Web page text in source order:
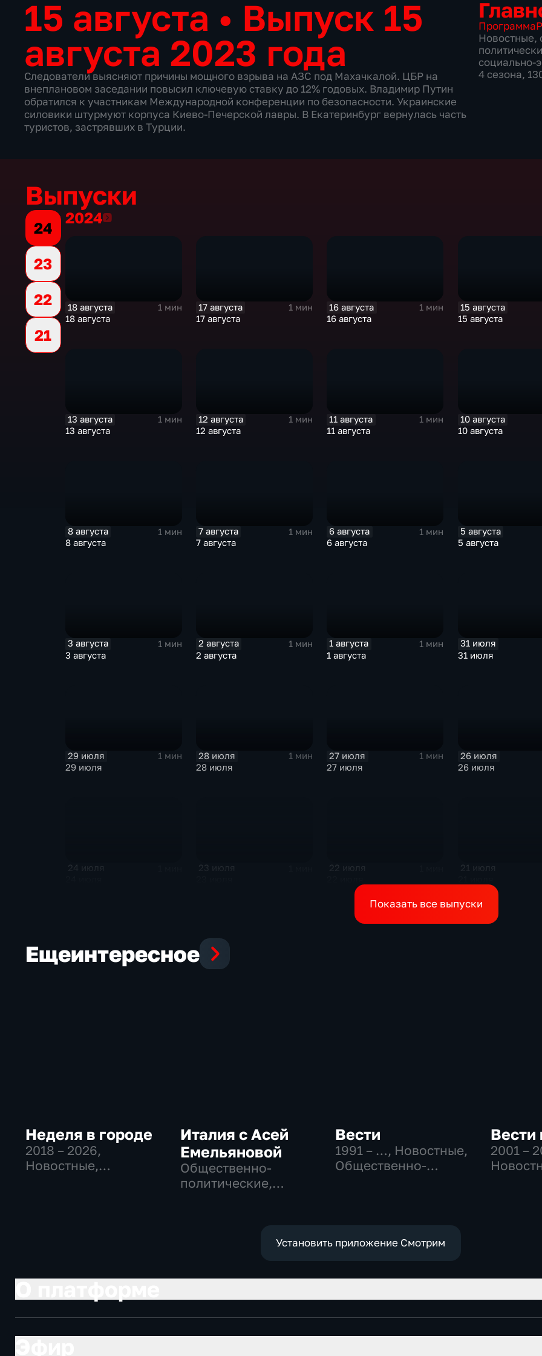
15 августа • Выпуск 15
августа 2023 года
Следователи выясняют причины мощного взрыва на АЗС под Махачкалой. ЦБР на
внеплановом заседании повысил ключевую ставку до 12% годовых. Владимир Путин
обратился к участникам Международной конференции по безопасности. Украинские
силовики штурмуют корпуса Киево-Печерской лавры. В Екатеринбург вернулась часть
туристов, застрявших в Турции.
Программа
Новостные,
социально-
4 сезона,
Выпуски
24
23
22
21
20242024
18 августа
1 мин
18 августа
17 августа
1 мин
17 августа
16 августа
1 мин
16 августа
15 августа
15 августа
13 августа
1 мин
13 августа
12 августа
1 мин
12 августа
11 августа
1 мин
11 августа
10 августа
10 августа
8 августа
1 мин
8 августа
7 августа
1 мин
7 августа
6 августа
1 мин
6 августа
5 августа
5 августа
3 августа
1 мин
3 августа
2 августа
1 мин
2 августа
1 августа
1 мин
1 августа
31 июля
31 июля
29 июля
1 мин
29 июля
28 июля
1 мин
28 июля
27 июля
1 мин
27 июля
26 июля
26 июля
24 июля 23 июля 22 июля 21 июля
Показать все выпуски
Ещеинтересное
Неделя в городе
2018 – 2026,
Новостные,
Италия с Асей
Емельяновой
Общественно-
политические,
Вести
1991 – …, Новостные,
Общественно-
Вести
2001 –
Установить приложение Смотрим